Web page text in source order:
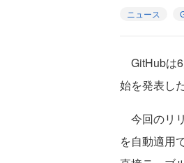
ニュース
GitHubは
始を発表した
今回のリ
を自動適用